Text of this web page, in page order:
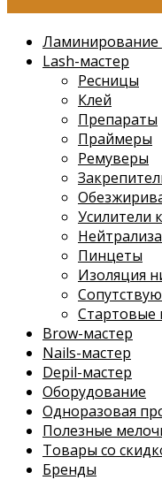
Ламинирование
Lash-мастер
Ресницы
Клей
Препараты
Праймеры
Ремуверы
Усилители
Пинцеты
Изоляция
Стартовые
Brow-мастер
Nails-мастер
Depil-мастер
Оборудование
Одноразовая
Полезные
Товары со
Бренды